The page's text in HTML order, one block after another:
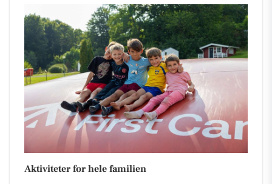
Aktiviteter for hele familien